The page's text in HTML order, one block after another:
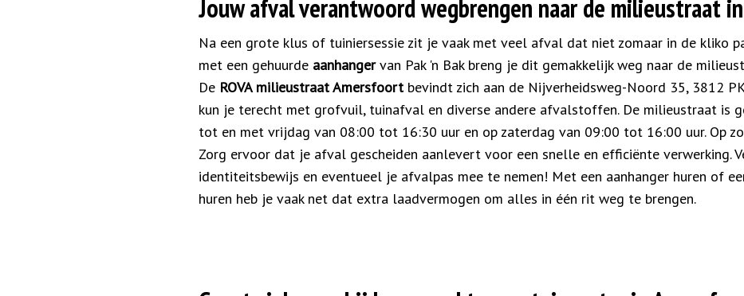
Jouw afval verantwoord wegbrengen naar de milieustraat
Na een grote klus of tuiniersessie zit je vaak met veel afval dat niet zomaar in de kliko
met een gehuurde aanhangervan Pak 'n Bak breng je dit gemakkelijk weg naar de
De ROVA milieustraat Amersfoort bevindt zich aan de Nijverheidsweg-Noord 35, 3812
kun je terecht met grofvuil, tuinafval en diverse andere afvalstoffen. De milieustraat is
tot en met vrijdag van 08:00 tot 16:30 uur en op zaterdag van 09:00 tot 16:00 uur. Op
Zorg ervoor dat je afval gescheiden aanlevert voor een snelle en efficiënte verwerking.
identiteitsbewijs en eventueel je afvalpas mee te nemen! Met een aanhanger huren of
huren heb je vaak net dat extra laadvermogen om alles in één rit weg te brengen.